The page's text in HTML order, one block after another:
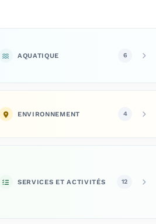
AQUATIQUE 6
ENVIRONNEMENT 4
SERVICES ET ACTIVITÉS 12